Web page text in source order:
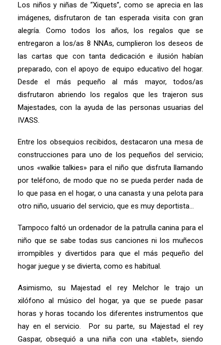
Los niños y niñas de “Xiquets”, como se aprecia en las
imágenes, disfrutaron de tan esperada visita con gran
alegría. Como todos los años, los regalos que se
entregaron a los/as 8 NNAs, cumplieron los deseos de
las cartas que con tanta dedicación e ilusión habían
preparado, con el apoyo de equipo educativo del hogar.
Desde el más pequeño al más mayor, todos/as
disfrutaron abriendo los regalos que les trajeron sus
Majestades, con la ayuda de las personas usuarias del
IVASS.
Entre los obsequios recibidos, destacaron una mesa de
construcciones para uno de los pequeños del servicio;
unos «walkie talkies» para el niño que disfruta llamando
por teléfono, de modo que no se pueda perder nada de
lo que pasa en el hogar, o una canasta y una pelota para
otro niño, usuario del servicio, que es muy deportista…
Tampoco faltó un ordenador de la patrulla canina para el
niño que se sabe todas sus canciones ni los muñecos
irrompibles y divertidos para que el más pequeño del
hogar juegue y se divierta, como es habitual.
Asimismo, su Majestad el rey Melchor le trajo un
xilófono al músico del hogar, ya que se puede pasar
horas y horas tocando los diferentes instrumentos que
hay en el servicio. Por su parte, su Majestad el rey
Gaspar, obsequió a una niña con una «tablet», siendo